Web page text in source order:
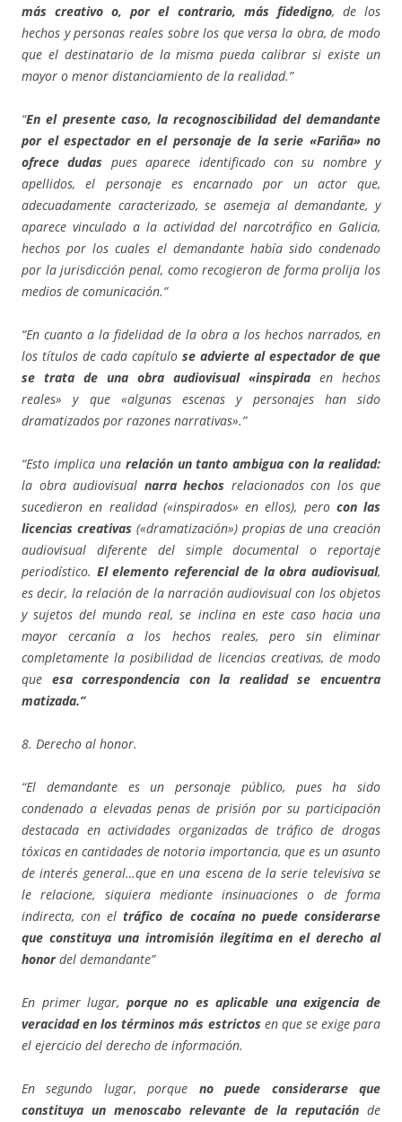
más creativo o, por el contrario, más fidedigno, de los
hechos y personas reales sobre los que versa la obra, de modo
que el destinatario de la misma pueda calibrar si existe un
mayor o menor distanciamiento de la realidad.”
“En el presente caso, la recognoscibilidad del demandante
por el espectador en el personaje de la serie «Fariña» no
ofrece dudas pues aparece identificado con su nombre y
apellidos, el personaje es encarnado por un actor que,
adecuadamente caracterizado, se asemeja al demandante, y
aparece vinculado a la actividad del narcotráfico en Galicia,
hechos por los cuales el demandante había sido condenado
por la jurisdicción penal, como recogieron de forma prolija los
medios de comunicación.”
“En cuanto a la fidelidad de la obra a los hechos narrados, en
los títulos de cada capítulo se advierte al espectador de que
se trata de una obra audiovisual «inspirada en hechos
reales» y que «algunas escenas y personajes han sido
dramatizados por razones narrativas».”
“Esto implica una relación un tanto ambigua con la realidad:
la obra audiovisual narra hechos relacionados con los que
sucedieron en realidad («inspirados» en ellos), pero con las
licencias creativas («dramatización») propias de una creación
audiovisual diferente del simple documental o reportaje
periodístico. El elemento referencial de la obra audiovisual,
es decir, la relación de la narración audiovisual con los objetos
y sujetos del mundo real, se inclina en este caso hacia una
mayor cercanía a los hechos reales, pero sin eliminar
completamente la posibilidad de licencias creativas, de modo
que esa correspondencia con la realidad se encuentra
matizada.”
8. Derecho al honor.
“El demandante es un personaje público, pues ha sido
condenado a elevadas penas de prisión por su participación
destacada en actividades organizadas de tráfico de drogas
tóxicas en cantidades de notoria importancia, que es un asunto
de interés general…que en una escena de la serie televisiva se
le relacione, siquiera mediante insinuaciones o de forma
indirecta, con eltráfico de cocaína no puede considerarse
que constituya una intromisión ilegítima en el derecho al
honordel demandante”
En primer lugar, porque no es aplicable una exigencia de
veracidad en los términos más estrictos en que se exige para
el ejercicio del derecho de información.
En segundo lugar, porque no puede considerarse que
constituya un menoscabo relevante de la reputación de